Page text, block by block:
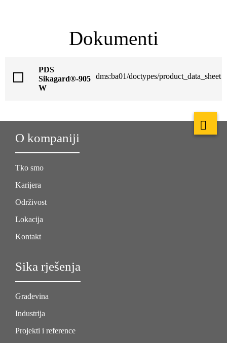
Dokumenti
PDS
Sikagard®-905
W
dms:ba01/doctypes/product_data_sheet
O kompaniji
Tko smo
Karijera
Održivost
Lokacija
Kontakt
Sika rješenja
Građevina
Industrija
Projekti i reference